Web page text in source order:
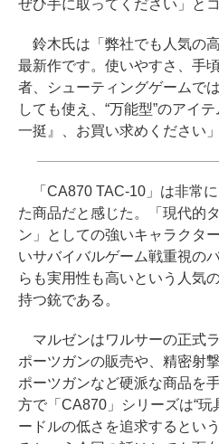
ぜひ手に取ってください」と
鈴木氏は「弊社でも人気の
最新作です。使いやすさ、手
者、シューティングゲームで
しても使え、“万能型”のアイ
一挺』、お買い求めください」
「CA870 TAC-10」は非常
た商品だと感じた。「現代的
ン」としての強いキャラクタ
いサバイバルゲーム戦重視の
らも実用性も高いという人気
持つ銃である。
マルゼンはワルサーの正式
ポーツガンの販売や、精密射
ポーツガンなど硬派な商品を
方で「CA870」シリーズは“玩
ードルの低さを追求するとい